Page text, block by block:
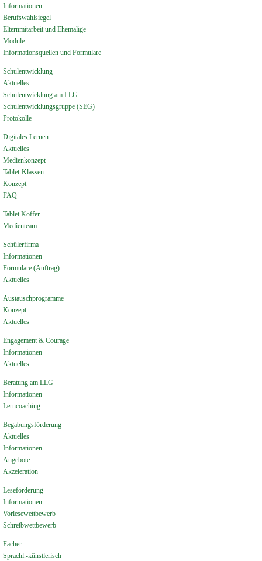
Informationen
Berufswahlsiegel
Elternmitarbeit und Ehemalige
Module
Informationsquellen und Formulare
Schulentwicklung
Aktuelles
Schulentwicklung am LLG
Schulentwicklungsgruppe (SEG)
Protokolle
Digitales Lernen
Aktuelles
Medienkonzept
Tablet-Klassen
Konzept
FAQ
Tablet Koffer
Medienteam
Schülerfirma
Informationen
Formulare (Auftrag)
Aktuelles
Austauschprogramme
Konzept
Aktuelles
Engagement & Courage
Informationen
Aktuelles
Beratung am LLG
Informationen
Lerncoaching
Begabungsförderung
Aktuelles
Informationen
Angebote
Akzeleration
Leseförderung
Informationen
Vorlesewettbewerb
Schreibwettbewerb
Fächer
Sprachl.-künstlerisch